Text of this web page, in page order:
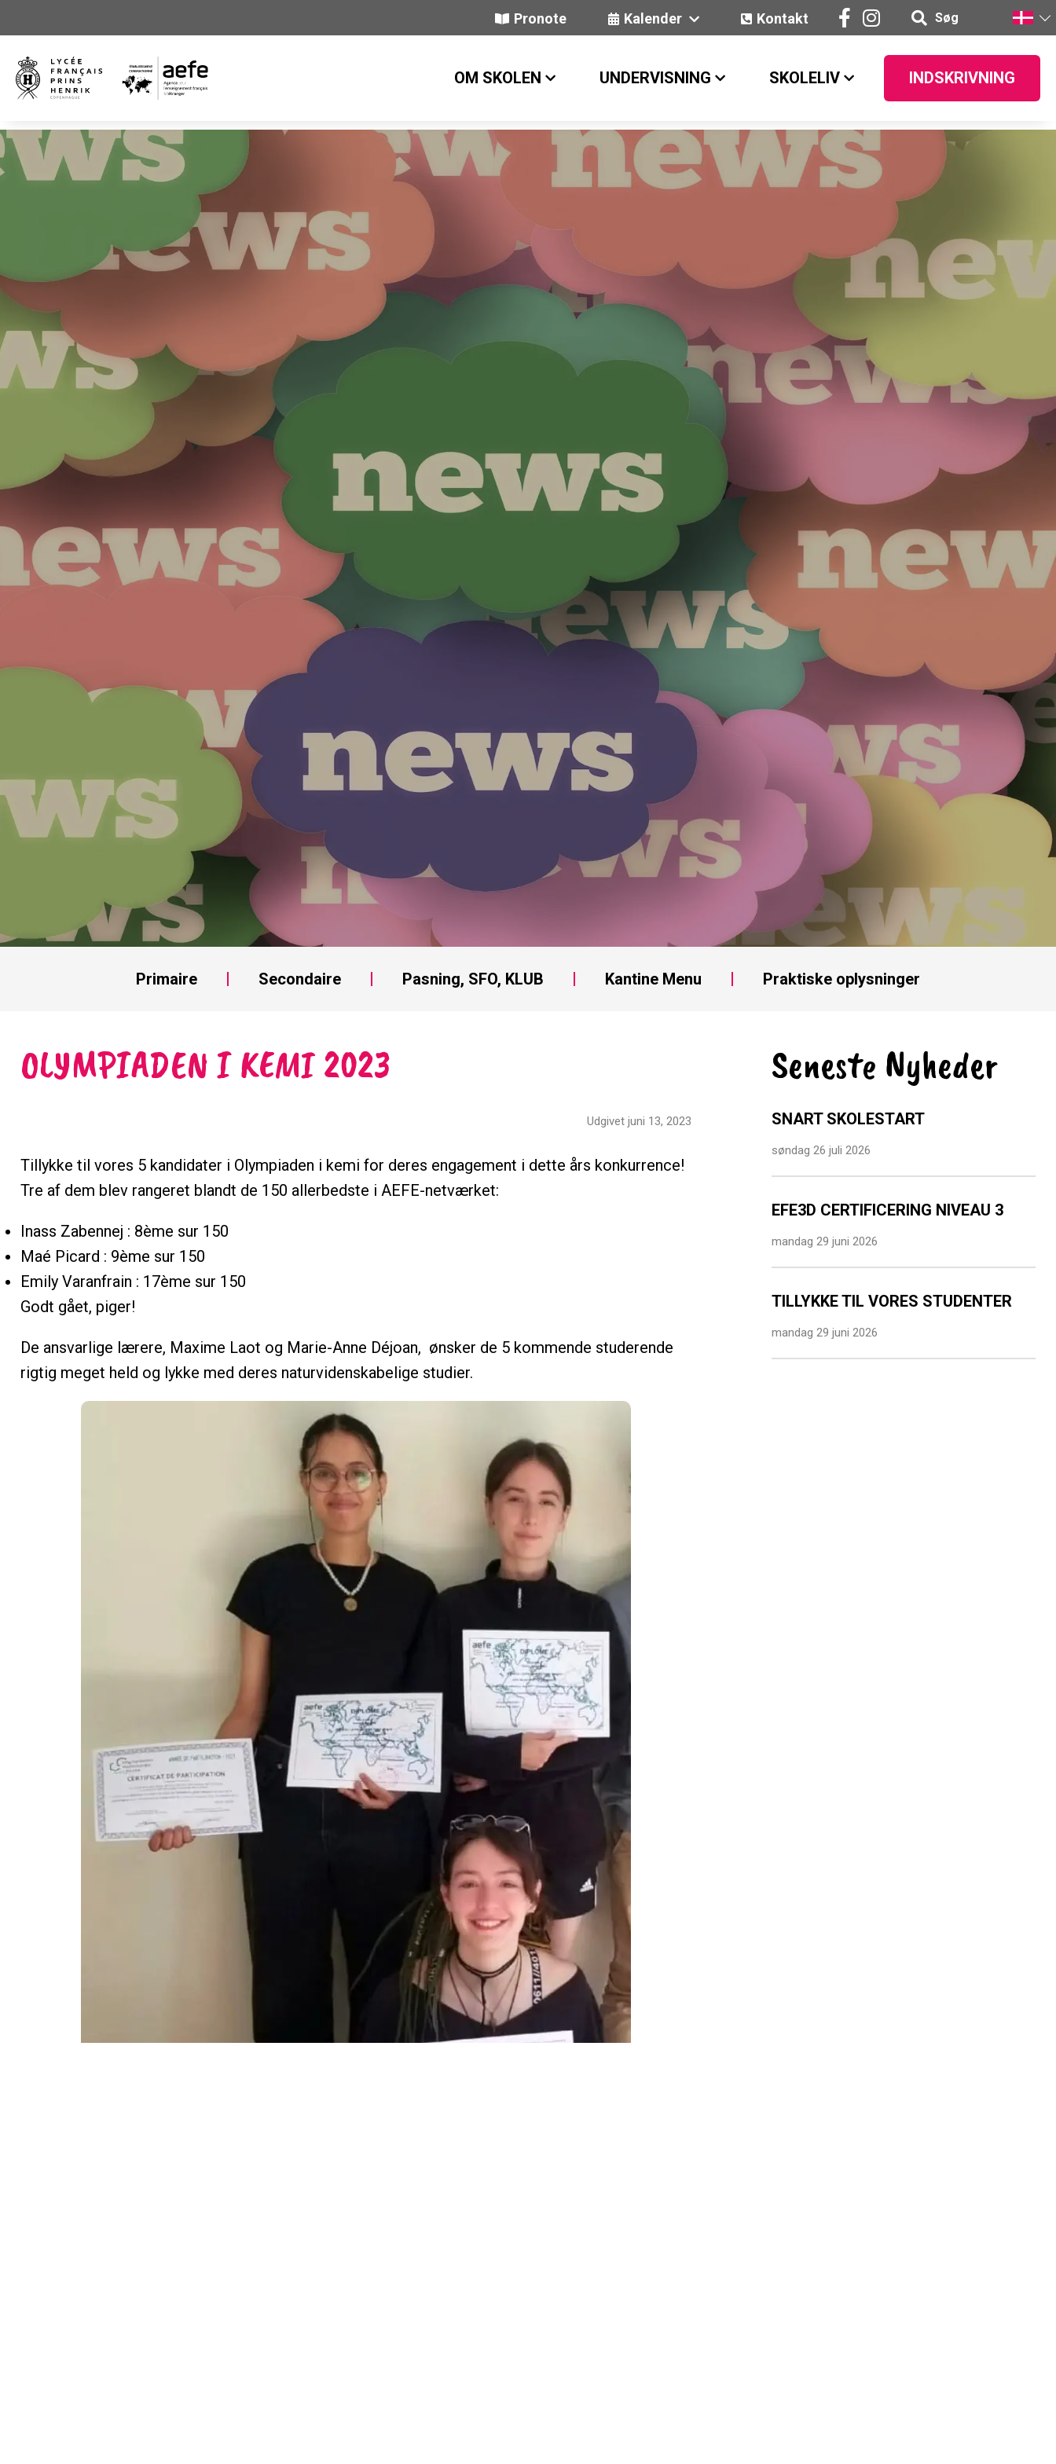
Pronote Kalender Kontakt Søg
OM SKOLEN UNDERVISNING SKOLELIV INDSKRIVNING
Primaire Secondaire Pasning, SFO, KLUB Kantine Menu Praktiske oplysninger
OLYMPIADEN I KEMI 2023
Udgivet juni 13, 2023
Tillykke til vores 5 kandidater i Olympiaden i kemi for deres engagement i dette års konkurrence!
Tre af dem blev rangeret blandt de 150 allerbedste i AEFE-netværket:
Inass Zabennej : 8ème sur 150
Maé Picard : 9ème sur 150
Emily Varanfrain : 17ème sur 150
Godt gået, piger!
De ansvarlige lærere, Maxime Laot og Marie-Anne Déjoan, ønsker de 5 kommende studerende
rigtig meget held og lykke med deres naturvidenskabelige studier.
Seneste Nyheder
SNART SKOLESTART
søndag 26 juli 2026
EFE3D CERTIFICERING NIVEAU 3
mandag 29 juni 2026
TILLYKKE TIL VORES STUDENTER
mandag 29 juni 2026